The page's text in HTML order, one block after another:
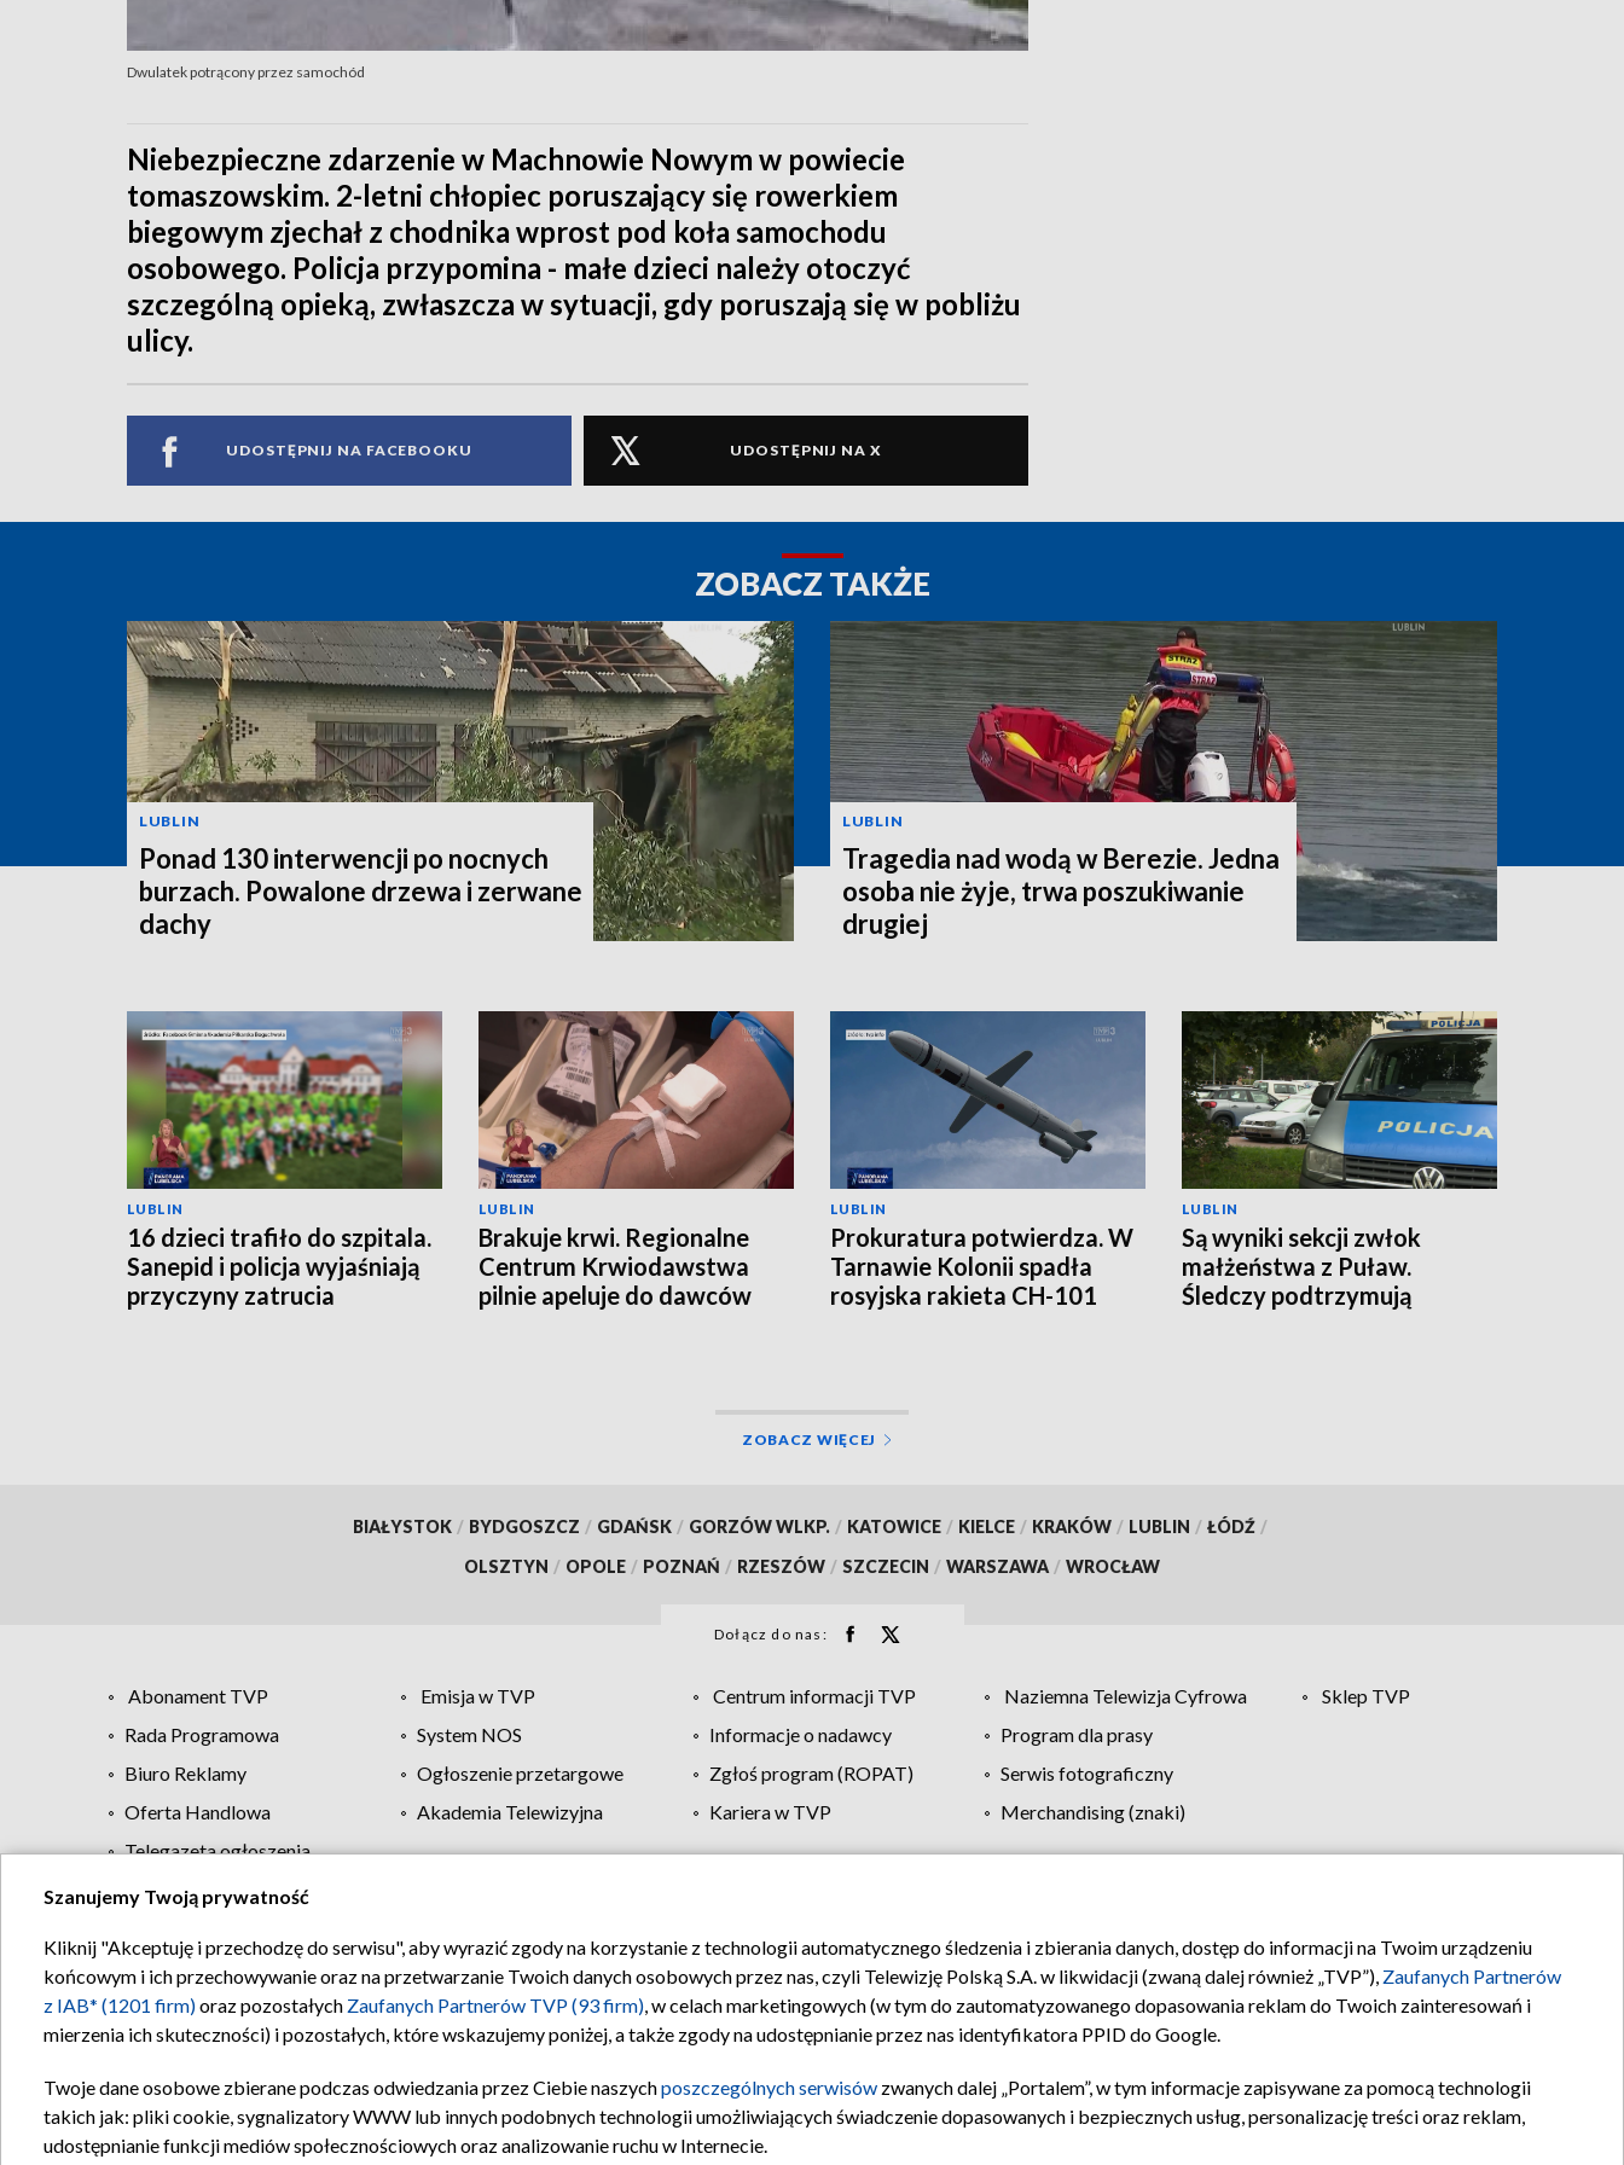
Dwulatek potrącony przez samochód
Niebezpieczne zdarzenie w Machnowie Nowym w powiecie
tomaszowskim. 2-letni chłopiec poruszający się rowerkiem
biegowym zjechał z chodnika wprost pod koła samochodu
osobowego. Policja przypomina - małe dzieci należy otoczyć
szczególną opieką, zwłaszcza w sytuacji, gdy poruszają się w pobliżu
ulicy.
UDOSTĘPNIJ NA FACEBOOKU UDOSTĘPNIJ NA X
ZOBACZ TAKŻE
LUBLIN
Ponad 130 interwencji po nocnych
burzach. Powalone drzewa i zerwane
dachy
LUBLIN
Tragedia nad wodą w Berezie. Jedna
osoba nie żyje, trwa poszukiwanie
drugiej
LUBLIN
16 dzieci trafiło do szpitala.
Sanepid i policja wyjaśniają
przyczyny zatrucia
LUBLIN
Brakuje krwi. Regionalne
Centrum Krwiodawstwa
pilnie apeluje do dawców
LUBLIN
Prokuratura potwierdza. W
Tarnawie Kolonii spadła
rosyjska rakieta CH-101
LUBLIN
Są wyniki sekcji zwłok
małżeństwa z Puław.
Śledczy podtrzymują
ZOBACZ WIĘCEJ
BIAŁYSTOK / BYDGOSZCZ / GDAŃSK / GORZÓW WLKP. / KATOWICE / KIELCE / KRAKÓW / LUBLIN / ŁÓDŹ /
OLSZTYN / OPOLE / POZNAŃ / RZESZÓW / SZCZECIN / WARSZAWA / WROCŁAW
Dołącz do nas:
Abonament TVP Emisja w TVP Centrum informacji TVP Naziemna Telewizja Cyfrowa
Sklep TVP
Rada Programowa
System NOS Informacje o nadawcy
Program dla prasy
Biuro Reklamy
Ogłoszenie przetargowe Zgłoś program (ROPAT)
Serwis fotograficzny
Oferta Handlowa
Akademia Telewizyjna Kariera w TVP
Merchandising (znaki)
Telegazeta ogłoszenia
Regulamin TVP Polityka prywatności Moje zgody Pomoc Biuro reklamy Kontakt
Szanujemy Twoją prywatność
Kliknij "Akceptuję i przechodzę do serwisu", aby wyrazić zgody na korzystanie z technologii automatycznego śledzenia i zbierania danych, dostęp do informacji na Twoim urządzeniu
końcowym i ich przechowywanie oraz na przetwarzanie Twoich danych osobowych przez nas, czyli Telewizję Polską S.A. w likwidacji (zwaną dalej również „TVP”), Zaufanych Partnerów
z IAB* (1201 firm)oraz pozostałych Zaufanych Partnerów TVP (93 firm), w celach marketingowych (w tym do zautomatyzowanego dopasowania reklam do Twoich zainteresowań i
mierzenia ich skuteczności) i pozostałych, które wskazujemy poniżej, a także zgody na udostępnianie przez nas identyfikatora PPID do Google.
Twoje dane osobowe zbierane podczas odwiedzania przez Ciebie naszychposzczególnych serwisów zwanych dalej „Portalem”, w tym informacje zapisywane za pomocą technologii
takich jak: pliki cookie, sygnalizatory WWW lub innych podobnych technologii umożliwiających świadczenie dopasowanych i bezpiecznych usług, personalizację treści oraz reklam,
udostępnianie funkcji mediów społecznościowych oraz analizowanie ruchu w Internecie.